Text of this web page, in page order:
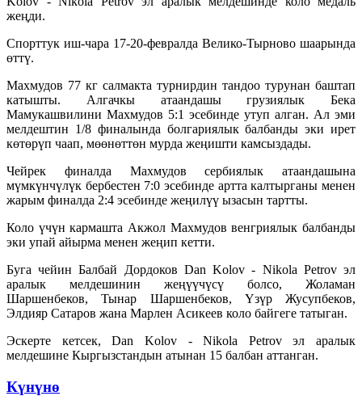
жеңди.
Спорттук иш-чара 17-20-февралда Велико-Тырново шаарында
өттү.
Махмудов 77 кг салмакта турнирдин тандоо турунан баштап
катышты. Алгачкы атаандашы грузиялык Бека
Мамукашвилини Махмудов 5:1 эсебинде утуп алган. Ал эми
мелдештин 1/8 финалында болгариялык балбанды эки ирет
көтөрүп чаап, мөөнөттөн мурда жеңишти камсыздады.
Чейрек финалда Махмудов сербиялык атаандашына
мүмкүнчүлүк бербестен 7:0 эсебинде артта калтырганы менен
жарым финалда 2:4 эсебинде жеңилүү ызасын тартты.
Коло үчүн кармашта Акжол Махмудов венгриялык балбанды
эки упай айырма менен жеңип кетти.
Буга чейин Балбай Дордоков Dan Kolov - Nikola Petrov эл
аралык мелдешинин жеңүүчүсү болсо, Жоламан
Шаршенбеков, Тынар Шаршенбеков, Үзүр Жусупбеков,
Элдияр Сатаров жана Марлен Асикеев коло байгеге татыган.
Эскерте кетсек, Dan Kolov - Nikola Petrov эл аралык
мелдешине Кыргызстандын атынан 15 балбан аттанган.
Күнүнө